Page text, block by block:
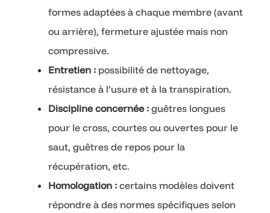
formes adaptées à chaque membre (avant
ou arrière), fermeture ajustée mais non
compressive.
Entretien : possibilité de nettoyage,
résistance à l’usure et à la transpiration.
Discipline concernée : guêtres longues
pour le cross, courtes ou ouvertes pour le
saut, guêtres de repos pour la
récupération, etc.
Homologation : certains modèles doivent
répondre à des normes spécifiques selon